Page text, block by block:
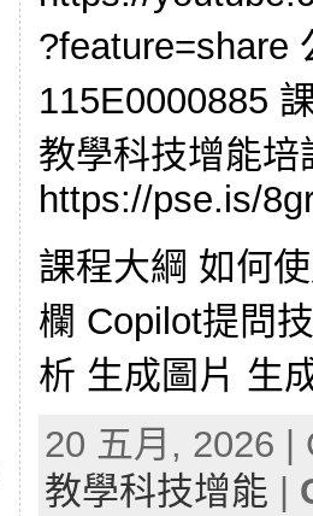
?feature=share
115E0000885
教學科技增能
https://pse.is/
課程大綱 如何
欄 Copilot提問
析 生成圖片 生
20 五月, 2026
教學科技增能